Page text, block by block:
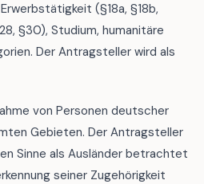
(§18a, §18b,
§30), Studium, humanitäre
Der Antragsteller wird als
von Personen deutscher
Gebieten. Der Antragsteller
Sinne als Ausländer betrachtet
seiner Zugehörigkeit